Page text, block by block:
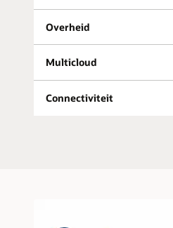
Overheid
Multicloud
Connectiviteit